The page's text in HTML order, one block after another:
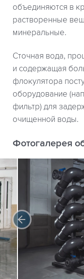
объединяются в
растворенные
минеральные.
Сточная вода,
и содержащая
флокулятора
оборудование
фильтр) для
очищенной воды.
Фотогалерея